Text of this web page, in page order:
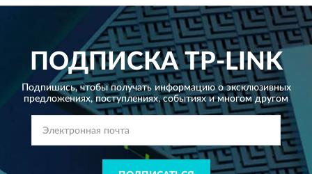
ПОДПИСКАTP-LINK
Подпишись, чтобы получать информацию о эксклюзивных
предложениях,поступлениях, событиях и многом другом